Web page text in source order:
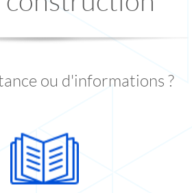
ou d'informations ?